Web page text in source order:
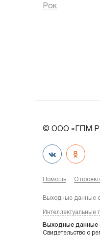
Рок
© ООО «ГПМ
Помощь О
Выходные данные
Интеллектуальные
Выходные данные
Свидетельство о